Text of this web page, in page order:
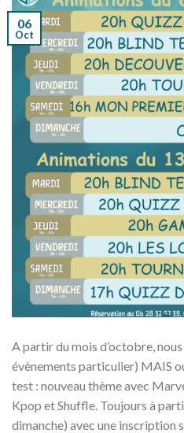
06
Oct
A partir du mois d’octobre,
évènements particulier) MAIS
test : nouveau thème avec
Kpop et Shuffle. Toujours à
dimanche) avec une inscription